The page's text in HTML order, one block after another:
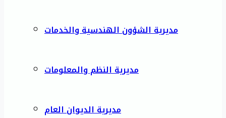
مديرية الشؤون الهندسية والخدمات
مديرية النظم والمعلومات
مديرية الديوان العام